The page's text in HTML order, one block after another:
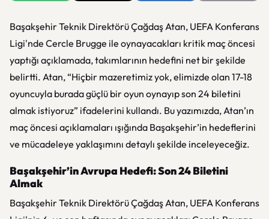
Başakşehir Teknik Direktörü Çağdaş Atan, UEFA Konferans
Ligi'nde Cercle Brugge ile oynayacakları kritik maç öncesi
yaptığı açıklamada, takımlarının hedefini net bir şekilde
belirtti. Atan, “Hiçbir mazeretimiz yok, elimizde olan 17-18
oyuncuyla burada güçlü bir oyun oynayıp son 24 biletini
almak istiyoruz” ifadelerini kullandı. Bu yazımızda, Atan’ın
maç öncesi açıklamaları ışığında Başakşehir’in hedeflerini
ve mücadeleye yaklaşımını detaylı şekilde inceleyeceğiz.
Başakşehir’in Avrupa Hedefi: Son 24 Biletini
Almak
Başakşehir Teknik Direktörü Çağdaş Atan, UEFA Konferans